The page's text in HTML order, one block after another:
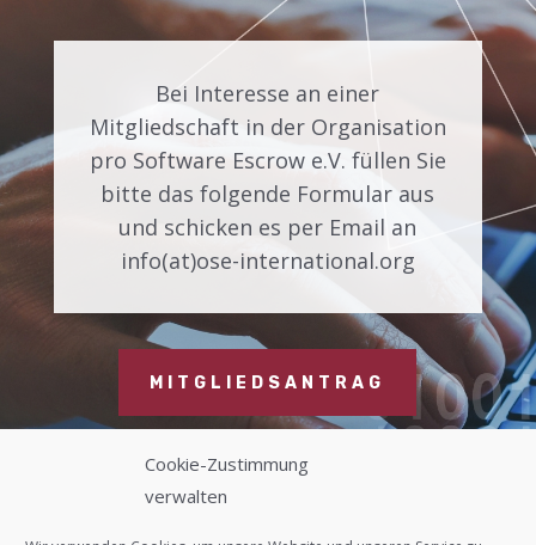
Cookie-Zustimmung
verwalten
Bei Interesse an einer
Mitgliedschaft in der Organisation
pro Software Escrow e.V. füllen Sie
bitte das folgende Formular aus
und schicken es per Email an
info(at)ose-international.org
MITGLIEDSANTRAG